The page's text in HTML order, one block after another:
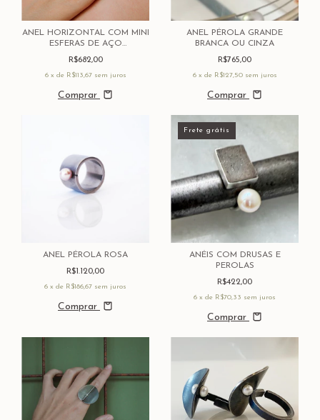
ANEL HORIZONTAL COM MINI
ESFERAS DE AÇO
"MOVIMENTO"
R$682,00
6 x de R$113,67 sem juros
Comprar
ANEL PÉROLA GRANDE
BRANCA OU CINZA
R$765,00
6 x de R$127,50 sem juros
Comprar
ANEL PÉROLA ROSA
R$1.120,00
6 x de R$186,67 sem juros
Comprar
Frete grátis
ANÉIS COM DRUSAS E
PEROLAS
R$422,00
6 x de R$70,33 sem juros
Comprar